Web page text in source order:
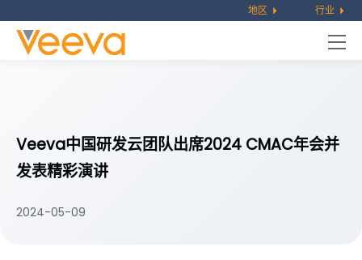
地区 行业
Veeva中国研发云团队出席2024 CMAC年会并
发表精彩演讲
2024-05-09